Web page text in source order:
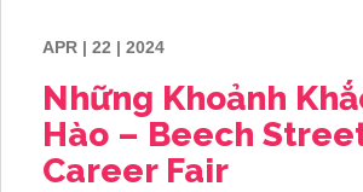
APR | 22 | 2024
Những Khoảnh
Hào – Beech
Career Fair